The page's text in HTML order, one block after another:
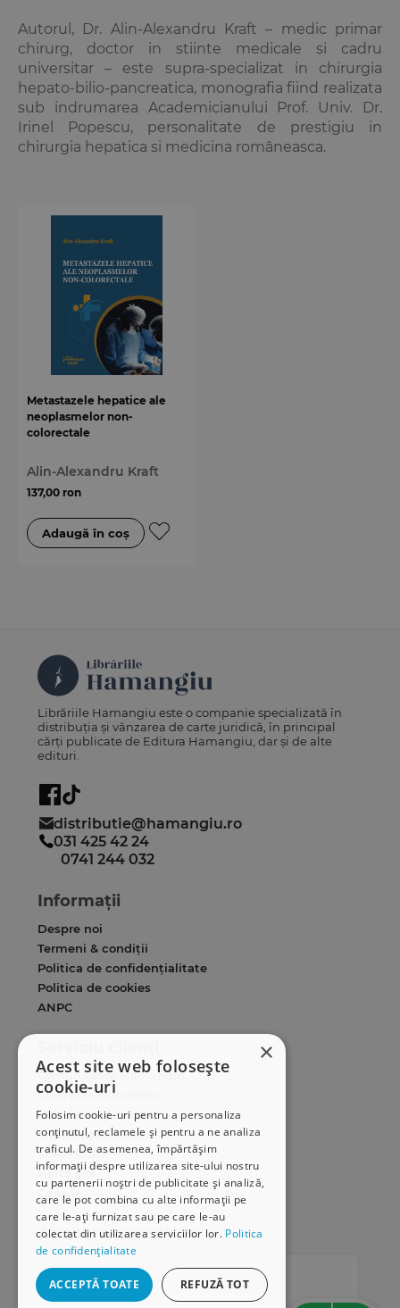
Autorul, Dr. Alin-Alexandru Kraft – medic primar
chirurg, doctor in stiinte medicale si cadru
universitar – este supra-specializat in chirurgia
hepato-bilio-pancreatica, monografia fiind realizata
sub indrumarea Academicianului Prof. Univ. Dr.
Irinel Popescu, personalitate de prestigiu in
chirurgia hepatica si medicina româneasca.
Metastazele hepatice ale
neoplasmelor non-
colorectale
Alin-Alexandru Kraft
137,00 ron
×
Acest site web folosește
cookie-uri
Folosim cookie-uri pentru a personaliza
conținutul, reclamele și pentru a ne analiza
traficul. De asemenea, împărtășim
informații despre utilizarea site-ului nostru
cu partenerii noștri de publicitate și analiză,
care le pot combina cu alte informații pe
care le-ați furnizat sau pe care le-au
colectat din utilizarea serviciilor lor. Politica
de confidențialitate
ACCEPTĂ TOATE REFUZĂ TOT
Librăriile Hamangiu este o companie specializată în
distribuția și vânzarea de carte juridică, în principal
cărți publicate de Editura Hamangiu, dar și de alte
edituri.
distributie@hamangiu.ro
031 425 42 24
0741 244 032
Informații
Despre noi
Termeni & condiții
Politica de confidențialitate
Politica de cookies
ANPC
Comunitatea Hamangiu
Cum comand online
Modalități de plată
Livrarea produselor
SEAP/SICAP
Hartă site
Cariere
Abonare newsletter